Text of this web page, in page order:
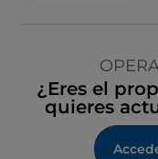
¿Eres el
quieres